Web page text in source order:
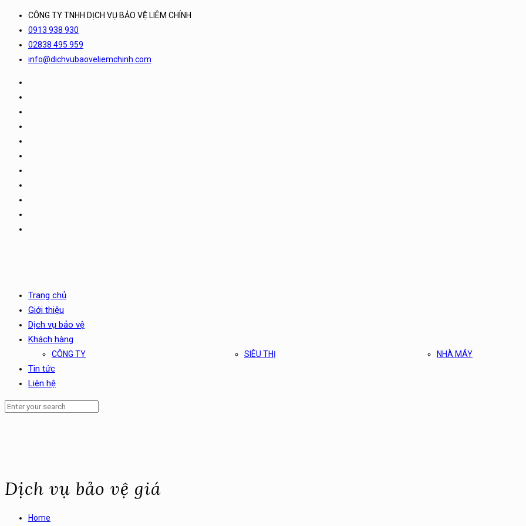
CÔNG TY TNHH DỊCH VỤ BẢO VỆ LIÊM CHÍNH
0913 938 930
02838 495 959
info@dichvubaoveliemchinh.com
Trang chủ
Giới thiệu
Dịch vụ bảo vệ
Khách hàng
CÔNG TY SIÊU THỊ NHÀ MÁY
Tin tức
Liên hệ
Dịch vụ bảo vệ giá
Home